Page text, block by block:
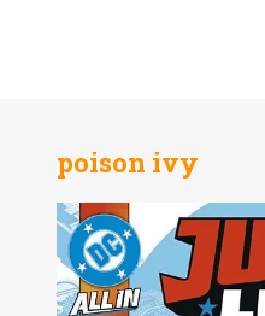
poison ivy